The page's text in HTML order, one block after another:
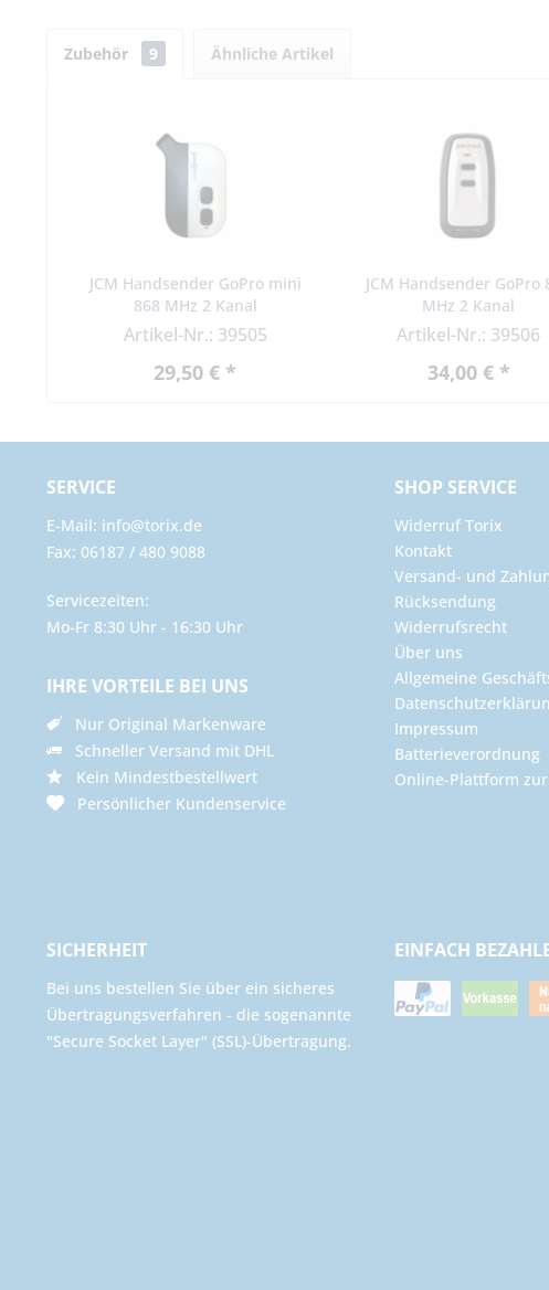
Zubehör 9 Ähnliche Artikel
JCM Handsender GoPro mini
868 MHz 2 Kanal
Artikel-Nr.: 39505
29,50 € *
JCM Handsender GoPro
MHz 2 Kanal
Artikel-Nr.: 39506
34,00 € *
SERVICE
E-Mail: info@torix.de
Fax: 06187 / 480 9088
Servicezeiten:
Mo-Fr 8:30 Uhr - 16:30 Uhr
IHRE VORTEILE BEI UNS
Nur Original Markenware
Schneller Versand mit DHL
Kein Mindestbestellwert
Persönlicher Kundenservice
SHOP SERVICE
Widerruf Torix
Kontakt
Versand- und
Rücksendung
Widerrufsrecht
Über uns
Allgemeine
Impressum
Batterieverordnung
Online-Plattform
SICHERHEIT
Bei uns bestellen Sie über ein sicheres
Übertragungsverfahren - die sogenannte
"Secure Socket Layer" (SSL)-Übertragung.
EINFACH